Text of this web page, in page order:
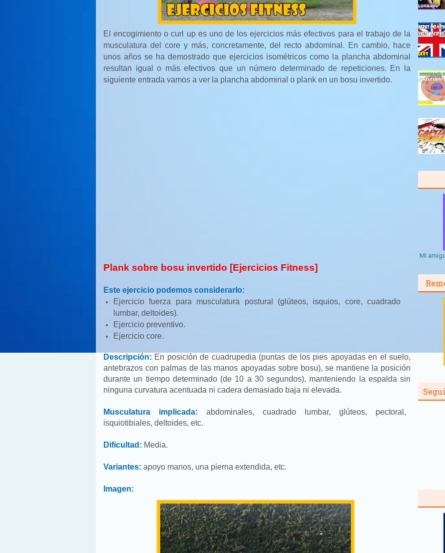
El encogimiento o curl up es uno de los ejercicios más efectivos para el trabajo de la
musculatura del core y más, concretamente, del recto abdominal. En cambio, hace
unos años se ha demostrado que ejercicios isométricos como la plancha abdominal
resultan igual o más efectivos que un número determinado de repeticiones. En la
siguiente entrada vamos a ver la plancha abdominal o plank en un bosu invertido.
Plank sobre bosu invertido [Ejercicios Fitness]
Este ejercicio podemos considerarlo:
Ejercicio fuerza para musculatura postural (glúteos, isquios, core, cuadrado
lumbar, deltoides).
Ejercicio preventivo.
Ejercicio core.
Descripción: En posición de cuadrupedia (puntas de los pies apoyadas en el suelo,
antebrazos con palmas de las manos apoyadas sobre bosu), se mantiene la posición
durante un tiempo determinado (de 10 a 30 segundos), manteniendo la espalda sin
ninguna curvatura acentuada ni cadera demasiado baja ni elevada.
Musculatura implicada: abdominales, cuadrado lumbar, glúteos, pectoral,
isquiotibiales, deltoides, etc.
Dificultad: Media.
Variantes: apoyo manos, una pierna extendida, etc.
Imagen:
Mi